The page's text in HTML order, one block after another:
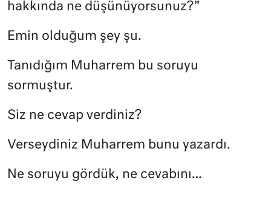
hakkında ne düşünüyorsunuz?”
Emin olduğum şey şu.
Tanıdığım Muharrem bu soruyu
sormuştur.
Siz ne cevap verdiniz?
Verseydiniz Muharrem bunu yazardı.
Ne soruyu gördük, ne cevabını…